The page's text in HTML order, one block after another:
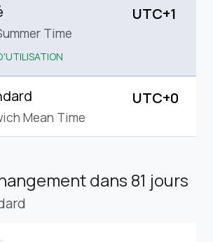
Time
UTC+1
Mean Time
UTC+0
dans 81 jours